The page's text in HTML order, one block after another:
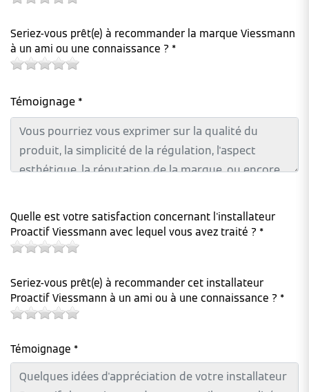
Seriez-vous prêt(e) à recommander la marque Viessmann
à un ami ou une connaissance ? *
Témoignage *
Quelle est votre satisfaction concernant l'installateur
Proactif Viessmann avec lequel vous avez traité ? *
Seriez-vous prêt(e) à recommander cet installateur
Proactif Viessmann à un ami ou à une connaissance ? *
Témoignage *